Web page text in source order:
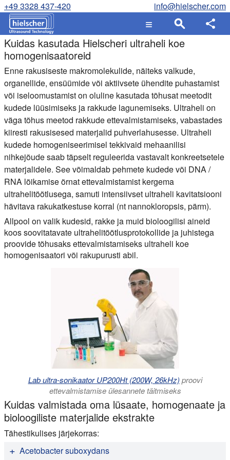
+49 3328 437-420 info@hielscher.com
Kuidas kasutada Hielscheri ultraheli koe
homogenisaatoreid
Enne rakusiseste makromolekulide, näiteks valkude,
organellide, ensüümide või aktiivsete ühendite puhastamist
või iseloomustamist on oluline kasutada tõhusat meetodit
kudede lüüsimiseks ja rakkude lagunemiseks. Ultraheli on
väga tõhus meetod rakkude ettevalmistamiseks, vabastades
kiiresti rakusisesed materjalid puhverlahusesse. Ultraheli
kudede homogeniseerimisel tekkivaid mehaanilisi
nihkejõude saab täpselt reguleerida vastavalt konkreetsetele
materjalidele. See võimaldab pehmete kudede või DNA /
RNA lõikamise õrnat ettevalmistamist kergema
ultrahelitöötlusega, samuti intensiivset ultraheli kavitatsiooni
hävitava rakukatkestuse korral (nt nannokloropsis, pärm).
Allpool on valik kudesid, rakke ja muid bioloogilisi aineid
koos soovitatavate ultrahelitöötlusprotokollide ja juhistega
proovide tõhusaks ettevalmistamiseks ultraheli koe
homogenisaatori või rakupurusti abil.
Lab ultra-sonikaator UP200Ht (200W, 26kHz) proovi
ettevalmistamise ülesannete täitmiseks
Kuidas valmistada oma lüsaate, homogenaate ja
bioloogiliste materjalide ekstrakte
Tähestikulises järjekorras:
Acetobacter suboxydans